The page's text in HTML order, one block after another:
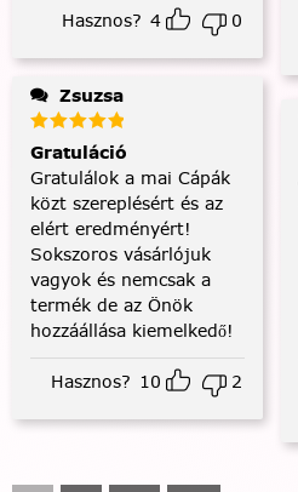
Hasznos? 4 0
Zsuzsa
Gratuláció
Gratulálok a mai Cápák
közt szereplésért és az
elért eredményért!
Sokszoros vásárlójuk
vagyok és nemcsak a
termék de az Önök
hozzáállása kiemelkedő!
Hasznos? 10 2